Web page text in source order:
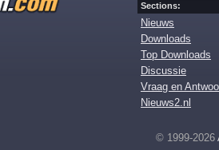
Sections:
Nieuws
Downloads
Top Downloads
Discussie
Vraag en
Nieuws2.nl
© 1999-2026